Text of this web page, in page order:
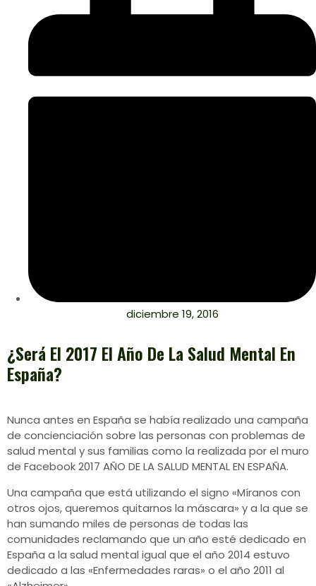
diciembre 19, 2016
¿Será El 2017 El Año De La Salud Mental En
España?
Nunca antes en España se había realizado una campaña
de concienciación sobre las personas con problemas de
salud mental y sus familias como la realizada por el muro
de Facebook 2017 AÑO DE LA SALUD MENTAL EN ESPAÑA.
Una campaña que está utilizando el signo «Míranos con
otros ojos, queremos quitarnos la máscara» y a la que se
han sumando miles de personas de todas las
comunidades reclamando que un año esté dedicado en
España a la salud mental igual que el año 2014 estuvo
dedicado a las «Enfermedades raras» o el año 2011 al